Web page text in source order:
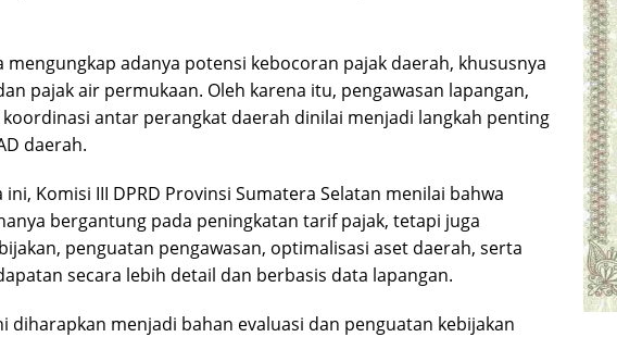
mengungkap adanya potensi kebocoran pajak daerah, khususnya
pajak air permukaan. Oleh karena itu, pengawasan lapangan,
antar perangkat daerah dinilai menjadi langkah penting
daerah.
Komisi III DPRD Provinsi Sumatera Selatan menilai bahwa
bergantung pada peningkatan tarif pajak, tetapi juga
penguatan pengawasan, optimalisasi aset daerah, serta
secara lebih detail dan berbasis data lapangan.
diharapkan menjadi bahan evaluasi dan penguatan kebijakan